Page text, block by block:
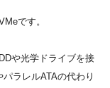
です。
や光学ドライブを接
ラレルATAの代わり